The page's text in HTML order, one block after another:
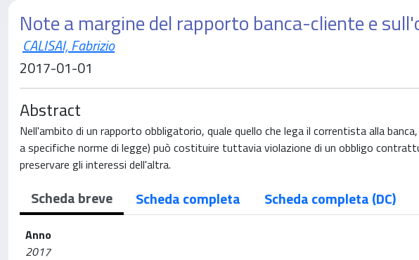
Note a margine del rapporto banca-cliente e
CALISAI, Fabrizio
2017-01-01
Abstract
Nell'ambito di un rapporto obbligatorio, quale quello che lega il correntista alla
a specifiche norme di legge) può costituire tuttavia violazione di un obbligo
preservare gli interessi dell'altra.
Scheda breve Scheda completa Scheda completa (DC)
Anno
2017